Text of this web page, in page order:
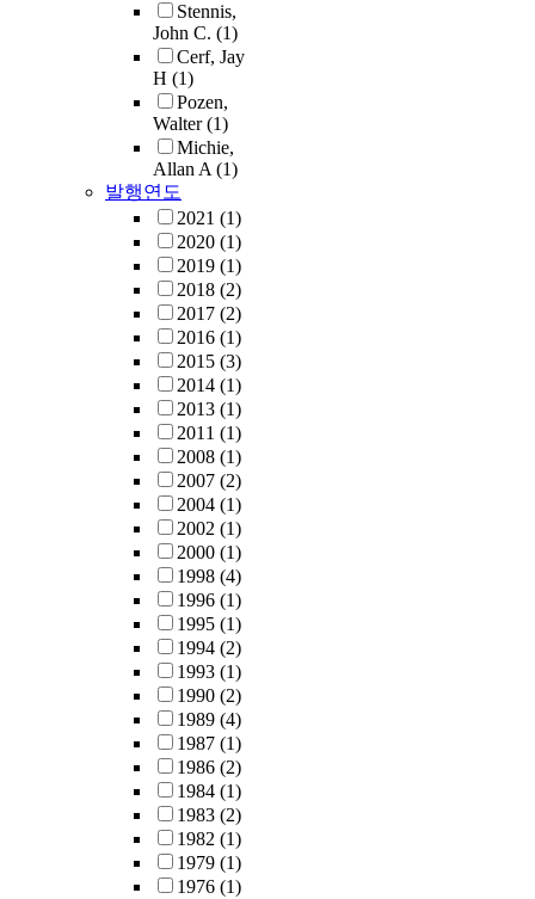
Stennis,
John C. (1)
Cerf, Jay
H (1)
Pozen,
Walter(1)
Michie,
Allan A(1)
발행연도
2021 (1)
2020 (1)
2019 (1)
2018 (2)
2017 (2)
2016 (1)
2015 (3)
2014 (1)
2013 (1)
2011 (1)
2008 (1)
2007 (2)
2004 (1)
2002 (1)
2000 (1)
1998 (4)
1996 (1)
1995 (1)
1994 (2)
1993 (1)
1990 (2)
1989 (4)
1987 (1)
1986 (2)
1984 (1)
1983 (2)
1982 (1)
1979 (1)
1976 (1)